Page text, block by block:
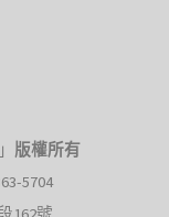
」 版權所有
5704